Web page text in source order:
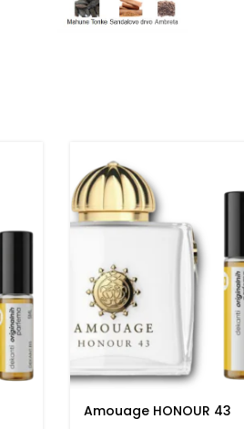
Amouage HONOUR 43